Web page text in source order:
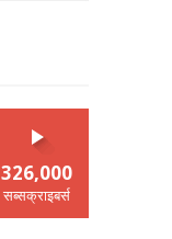
326,000
सब्सक्राइबर्स